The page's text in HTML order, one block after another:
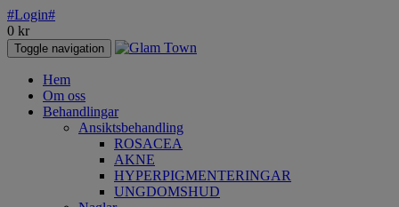
#Login#
0 kr
Toggle navigation
Hem
Om oss
Behandlingar
Ansiktsbehandling
ROSACEA
AKNE
HYPERPIGMENTERINGAR
UNGDOMSHUD